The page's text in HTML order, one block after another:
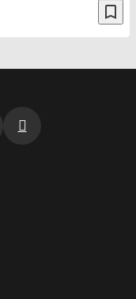
bookmark_border